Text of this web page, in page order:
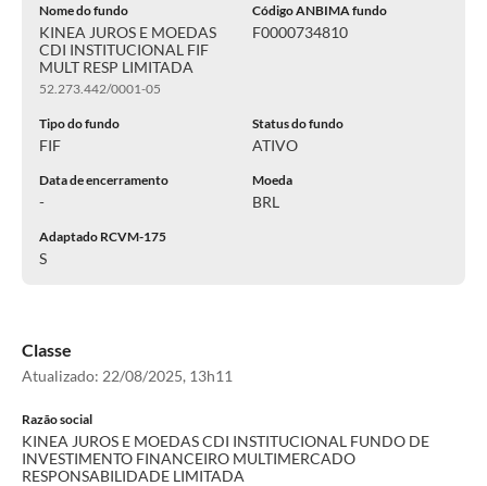
Nome do fundo
KINEA JUROS E MOEDAS
CDI INSTITUCIONAL FIF
MULT RESP LIMITADA
52.273.442/0001-05
Código ANBIMA fundo
F0000734810
Tipo do fundo
FIF
Status do fundo
ATIVO
Data de encerramento
-
Moeda
BRL
Adaptado RCVM-175
S
Classe
Atualizado: 22/08/2025, 13h11
Razão social
KINEA JUROS E MOEDAS CDI INSTITUCIONAL FUNDO DE
INVESTIMENTO FINANCEIRO MULTIMERCADO
RESPONSABILIDADE LIMITADA